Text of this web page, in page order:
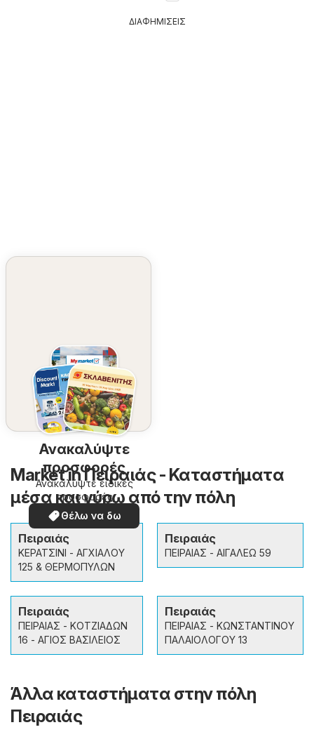
ΔΙΑΦΗΜΙΣΕΙΣ
Ανακαλύψτε
προσφορές
Ανακαλύψτε ειδικές
προσφορές
Θέλω να δω
Market in Πειραιάς - Καταστήματα
μέσα και γύρω από την πόλη
Πειραιάς
ΚΕΡΑΤΣΙΝΙ - ΑΓΧΙΑΛΟΥ
125 & ΘΕΡΜΟΠΥΛΩΝ
Πειραιάς
ΠΕΙΡΑΙΑΣ - ΑΙΓΑΛΕΩ 59
Πειραιάς
ΠΕΙΡΑΙΑΣ - ΚΟΤΖΙΑΔΩΝ
16 - ΑΓΙΟΣ ΒΑΣΙΛΕΙΟΣ
Πειραιάς
ΠΕΙΡΑΙΑΣ - ΚΩΝΣΤΑΝΤΙΝΟΥ
ΠΑΛΑΙΟΛΟΓΟΥ 13
Άλλα καταστήματα στην πόλη
Πειραιάς